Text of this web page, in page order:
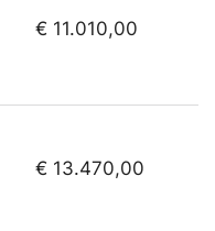
€ 11.010,00
€ 13.470,00